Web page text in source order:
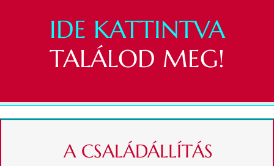
IDE KATTINTVA
TALÁLOD MEG!
A CSALÁDÁLLÍTÁS